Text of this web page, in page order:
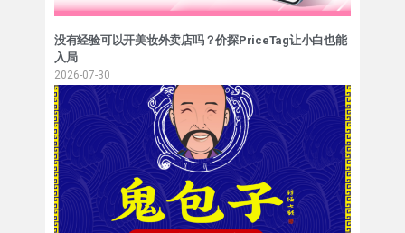
没有经验可以开美妆外卖店吗？价探PriceTag让小白也能
入局
2026-07-30